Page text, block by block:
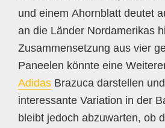
und einem Ahornblatt deutet
an die Länder Nordamerikas
Zusammensetzung aus vier
Paneelen könnte eine
Adidas Brazuca darstellen
interessante Variation in der
bleibt jedoch abzuwarten, ob